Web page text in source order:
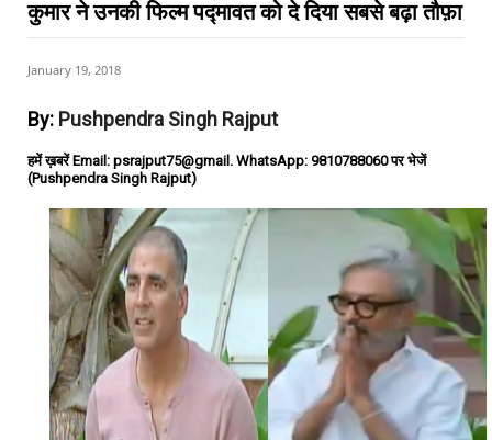
कुमार ने उनकी फिल्म पद्मावत को दे दिया सबसे बढ़ा तौफ़ा
January 19, 2018
By: Pushpendra Singh Rajput
हमें ख़बरें Email: psrajput75@gmail. WhatsApp: 9810788060 पर भेजें
(Pushpendra Singh Rajput)